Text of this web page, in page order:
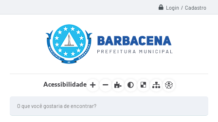
Login / Cadastro
Acessibilidade